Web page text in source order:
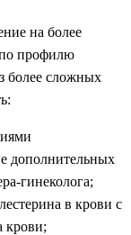
на более
по профилю
более сложных
дополнительных
гинеколога;
в крови с
крови;